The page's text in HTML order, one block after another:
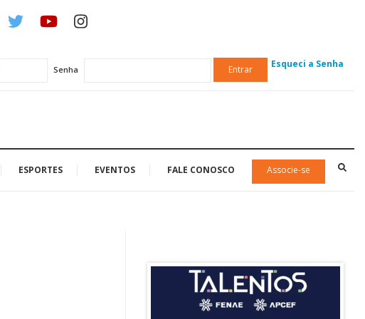
Senha Entrar Esqueci a Senha
ESPORTES EVENTOS FALE CONOSCO Associe-se